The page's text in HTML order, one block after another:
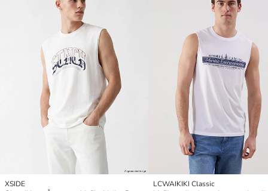
XSIDE
LCWAIKIKI Classic